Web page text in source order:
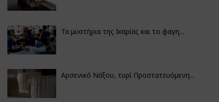
Τα μυστήρια της Ικαρίας και το φαγη...
Αρσενικό Νάξου, τυρί Προστατευόμενη...